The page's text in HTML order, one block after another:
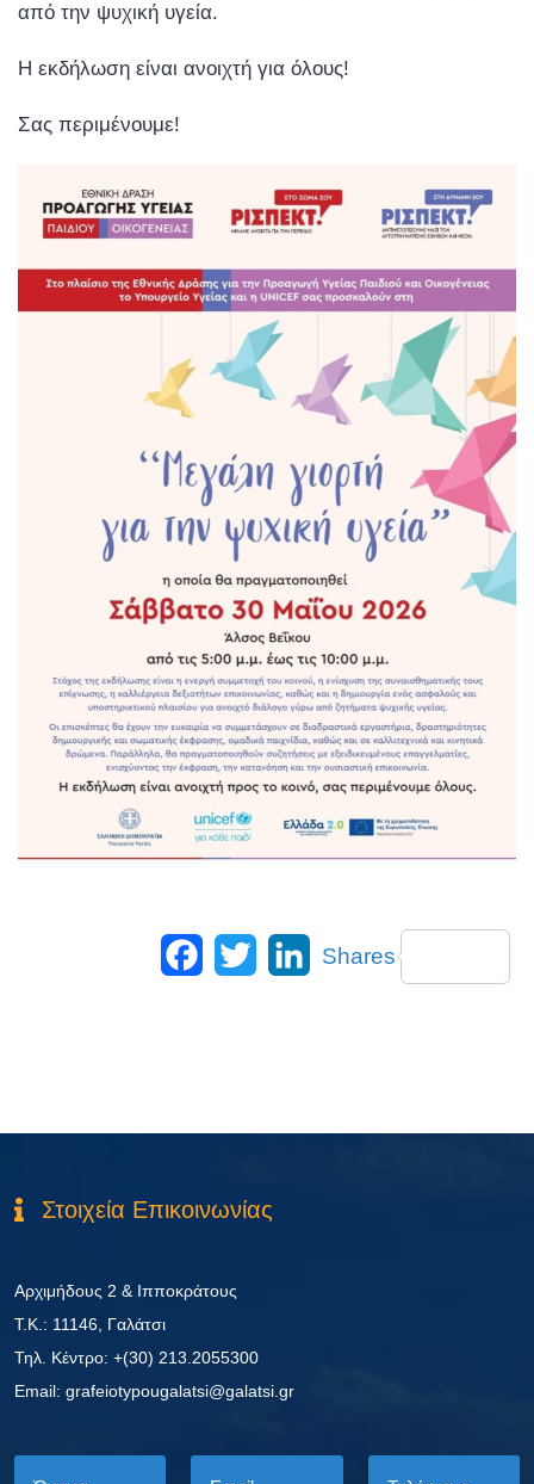
από την ψυχική υγεία.
Η εκδήλωση είναι ανοιχτή για όλους!
Σας περιμένουμε!
Facebook
Twitter LinkedIn
Shares
Στοιχεία Επικοινωνίας
Αρχιμήδους 2 & Ιπποκράτους
Τ.Κ.: 11146, Γαλάτσι
Τηλ. Κέντρο: +(30) 213.2055300
Εmail: grafeiotypougalatsi@galatsi.gr